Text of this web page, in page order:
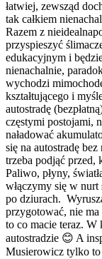
łatwiej, zewsząd
tak całkiem
Razem z
przyspieszyć
edukacyjnym i
nienachalnie,
wychodzi
kształtującego i
autostradę
częstymi postojami,
naładować
się na autostradę
trzeba podjąć
Paliwo, płyny,
włączymy się w nurt
po dziurach.
przygotować, nie ma
to co macie teraz. W
autostradzie 😊 A
Musierowicz tylko